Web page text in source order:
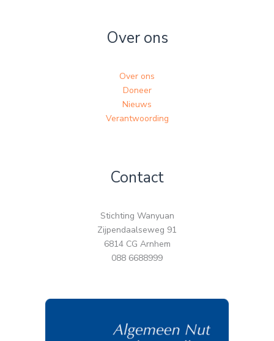
Over ons
Over ons
Doneer
Nieuws
Verantwoording
Contact
Stichting Wanyuan
Zijpendaalseweg 91
6814 CG Arnhem
088 6688999